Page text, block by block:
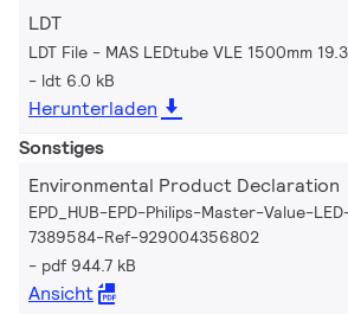
LDT
LDT File - MAS LEDtube VLE 1500mm
ldt 6.0 kB
Herunterladen
Sonstiges
Environmental Product Declaration
EPD_HUB-EPD-Philips-Master-Value-
7389584-Ref-929004356802
pdf 944.7 kB
Ansicht